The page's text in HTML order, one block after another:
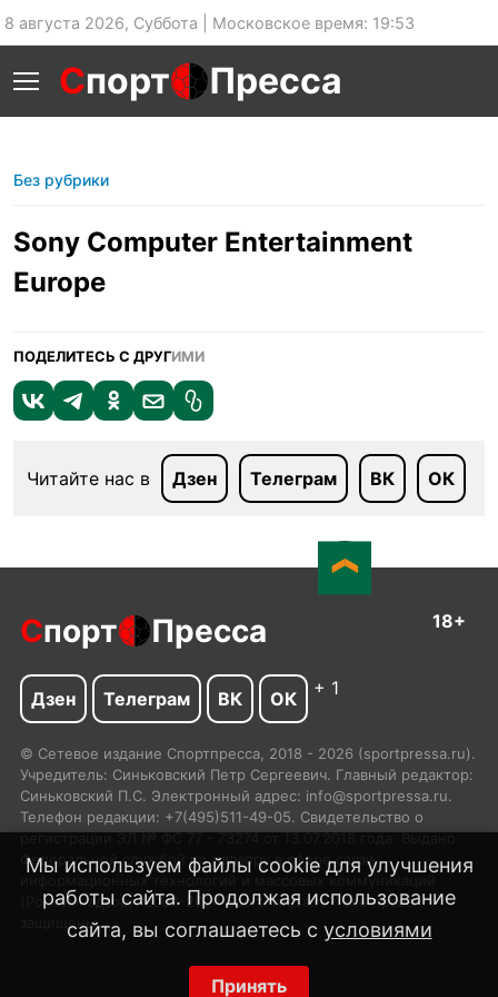
8 августа 2026, Суббота | Московское время: 19:53
Спорт Пресса
Без рубрики
Sony Computer Entertainment
Europe
ПОДЕЛИТЕСЬ С ДРУГИМИ
Читайте нас в Дзен Телеграм ВК ОК
Мы используем файлы cookie для улучшения
работы сайта. Продолжая использование
сайта, вы соглашаетесь с условиями
Принять
Спорт Пресса 18+
Дзен Телеграм ВК ОК + 1
© Сетевое издание Спортпресса, 2018 - 2026 (sportpressa.ru).
Учредитель: Синьковский Петр Сергеевич. Главный редактор:
Синьковский П.С. Электронный адрес: info@sportpressa.ru.
Телефон редакции: +7(495)511-49-05. Свидетельство о
регистрации ЭЛ № ФС 77 - 73274 от 13.07.2018 года. Выдано
Федеральной службой по надзору в сфере связи,
информационных технологий и массовых коммуникаций
(Роскомнадзор). 2002-2024 SportPressa.ru™ Все права
защищены.